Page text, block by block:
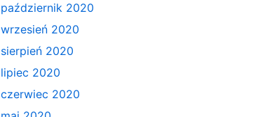
październik 2020
wrzesień 2020
sierpień 2020
lipiec 2020
czerwiec 2020